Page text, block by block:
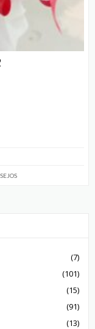
(7)
(101)
(15)
(91)
(13)